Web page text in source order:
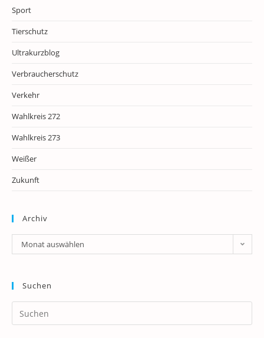
Sport
Tierschutz
Ultrakurzblog
Verbraucherschutz
Verkehr
Wahlkreis 272
Wahlkreis 273
Weißer
Zukunft
Archiv
Archiv
Monat auswählen
Suchen